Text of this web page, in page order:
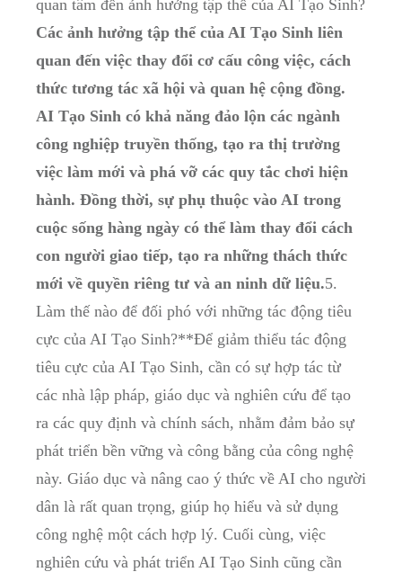
quan tâm đến ảnh hưởng tập thể của AI Tạo Sinh?
Các ảnh hưởng tập thể của AI Tạo Sinh liên
quan đến việc thay đổi cơ cấu công việc, cách
thức tương tác xã hội và quan hệ cộng đồng.
AI Tạo Sinh có khả năng đảo lộn các ngành
công nghiệp truyền thống, tạo ra thị trường
việc làm mới và phá vỡ các quy tắc chơi hiện
hành. Đồng thời, sự phụ thuộc vào AI trong
cuộc sống hàng ngày có thể làm thay đổi cách
con người giao tiếp, tạo ra những thách thức
mới về quyền riêng tư và an ninh dữ liệu.5.
Làm thế nào để đối phó với những tác động tiêu
cực của AI Tạo Sinh?**Để giảm thiểu tác động
tiêu cực của AI Tạo Sinh, cần có sự hợp tác từ
các nhà lập pháp, giáo dục và nghiên cứu để tạo
ra các quy định và chính sách, nhằm đảm bảo sự
phát triển bền vững và công bằng của công nghệ
này. Giáo dục và nâng cao ý thức về AI cho người
dân là rất quan trọng, giúp họ hiểu và sử dụng
công nghệ một cách hợp lý. Cuối cùng, việc
nghiên cứu và phát triển AI Tạo Sinh cũng cần